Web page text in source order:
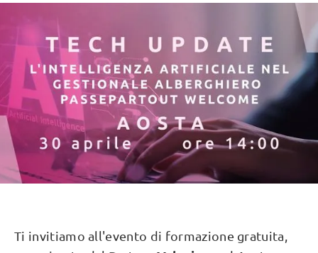
Ti invitiamo all'evento di formazione gratuita,